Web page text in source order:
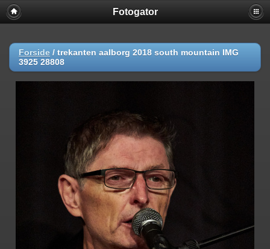
Fotogator
Forside / trekanten aalborg 2018 south mountain IMG
3925 28808